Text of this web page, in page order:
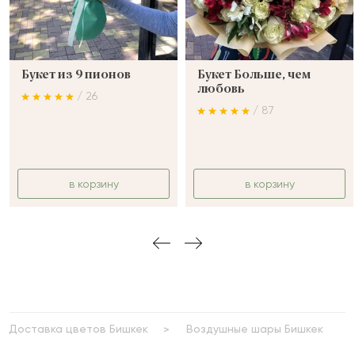
Букет из 9 пионов
/ 26
в корзину
Букет Больше, чем
любовь
/ 87
в корзину
Доставка цветов Бишкек
Воздушные шары Бишкек